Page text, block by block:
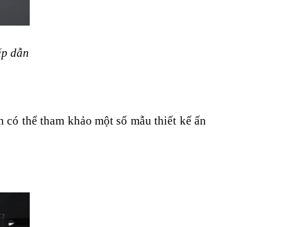
dẫn
thể tham khảo một số mẫu thiết kế ấn